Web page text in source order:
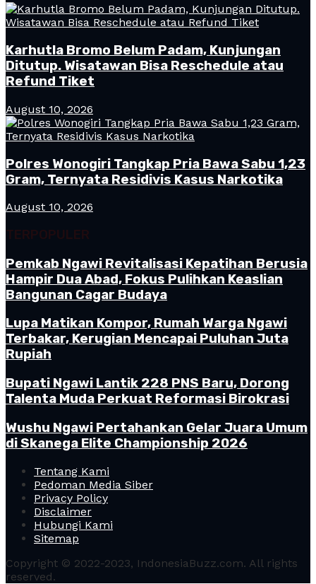
Karhutla Bromo Belum Padam, Kunjungan
Ditutup. Wisatawan Bisa Reschedule atau
Refund Tiket
August 10, 2026
Polres Wonogiri Tangkap Pria Bawa Sabu 1,23
Gram, Ternyata Residivis Kasus Narkotika
August 10, 2026
TERPOPULER
Pemkab Ngawi Revitalisasi Kepatihan Berusia
Hampir Dua Abad, Fokus Pulihkan Keaslian
Bangunan Cagar Budaya
Lupa Matikan Kompor, Rumah Warga Ngawi
Terbakar, Kerugian Mencapai Puluhan Juta
Rupiah
Bupati Ngawi Lantik 228 PNS Baru, Dorong
Talenta Muda Perkuat Reformasi Birokrasi
Wushu Ngawi Pertahankan Gelar Juara Umum
di Skanega Elite Championship 2026
Tentang Kami
Pedoman Media Siber
Privacy Policy
Disclaimer
Hubungi Kami
Sitemap
Copyright © 2022-2023, IndonesiaBuzz.com. All rights
reserved.